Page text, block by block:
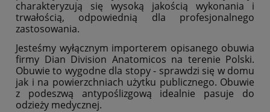
charakteryzują się wysoką jakością wykonania i
trwałością, odpowiednią dla profesjonalnego
zastosowania.
Jesteśmy wyłącznym importerem opisanego obuwia
firmy Dian Division Anatomicos na terenie Polski.
Obuwie to wygodne dla stopy - sprawdzi się w domu
jak i na powierzchniach użytku publicznego. Obuwie
z podeszwą antypoślizgową idealnie pasuje do
odzieży medycznej.